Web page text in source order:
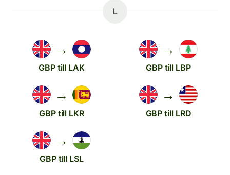
L
→
GBP till LAK
→
GBP till LBP
→
GBP till LKR
→
GBP till LRD
→
GBP till LSL